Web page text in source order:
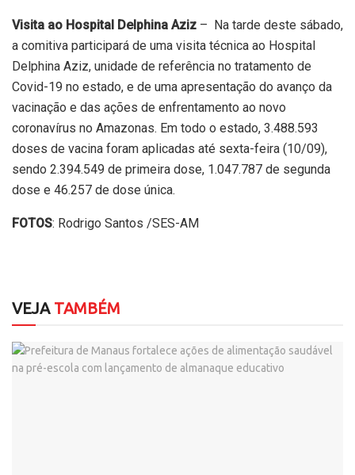
Visita ao Hospital Delphina Aziz – Na tarde deste sábado,
a comitiva participará de uma visita técnica ao Hospital
Delphina Aziz, unidade de referência no tratamento de
Covid-19 no estado, e de uma apresentação do avanço da
vacinação e das ações de enfrentamento ao novo
coronavírus no Amazonas. Em todo o estado, 3.488.593
doses de vacina foram aplicadas até sexta-feira (10/09),
sendo 2.394.549 de primeira dose, 1.047.787 de segunda
dose e 46.257 de dose única.
FOTOS: Rodrigo Santos /SES-AM
VEJATAMBÉM